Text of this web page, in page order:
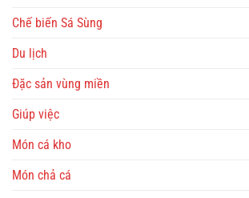
Chế biến Sá Sùng
Du lịch
Đặc sản vùng miền
Giúp việc
Món cá kho
Món chả cá